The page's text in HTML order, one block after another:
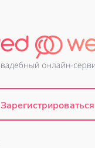
Зарегистрироваться